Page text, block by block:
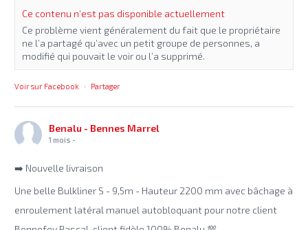
Ce contenu n’est pas disponible actuellement
Ce problème vient généralement du fait que le propriétaire
ne l’a partagé qu’avec un petit groupe de personnes, a
modifié qui pouvait le voir ou l’a supprimé.
Voir sur Facebook · Partager
Benalu - Bennes Marrel
1 mois -
➡️ Nouvelle livraison
Une belle Bulkliner S - 9,5m - Hauteur 2200 mm avec bâchage à
enroulement latéral manuel autobloquant pour notre client